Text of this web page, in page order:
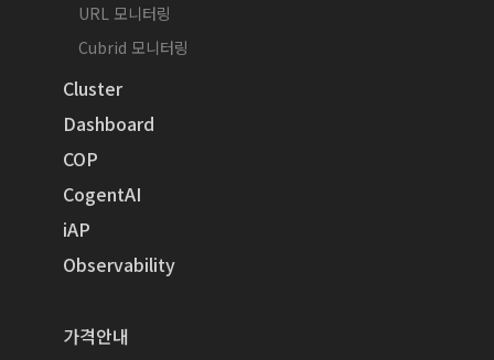
URL 모니터링
Cubrid 모니터링
Cluster
Dashboard
COP
CogentAI
iAP
Observability
가격안내